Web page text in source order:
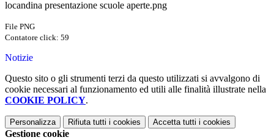
locandina presentazione scuole aperte.png
File PNG
Contatore click: 59
Notizie
Questo sito o gli strumenti terzi da questo utilizzati si avvalgono di
cookie necessari al funzionamento ed utili alle finalità illustrate nella
COOKIE POLICY.
Personalizza Rifiuta tutti i cookies Accetta tutti i cookies
Gestione cookie